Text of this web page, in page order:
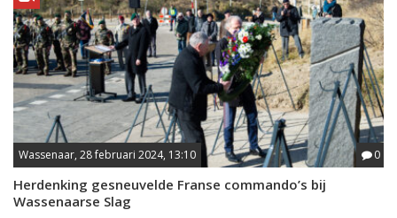
Wassenaar, 28 februari 2024, 13:10 0
Herdenking gesneuvelde Franse commando’s bij
Wassenaarse Slag